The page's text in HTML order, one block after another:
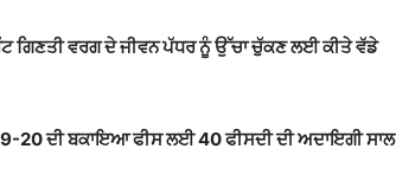
ਵਰਗ ਦੇ ਜੀਵਨ ਪੱਧਰ ਨੂੰ ਉੱਚਾ ਚੁੱਕਣ ਲਈ ਕੀਤੇ ਵੱਡੇ
20 ਦੀ ਬਕਾਇਆ ਫੀਸ ਲਈ 40 ਫੀਸਦੀ ਦੀ ਅਦਾਇਗੀ ਸਾਲ